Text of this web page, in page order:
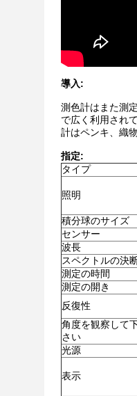
導入:
測色計はまた測
で広く利用され
計はペンキ、織
指定:
タイプ
照明
積分球のサイズ
センサー
波長
スペクトルの決
測定の時間
測定の開き
反復性
角度を観察して
さい
光源
表示